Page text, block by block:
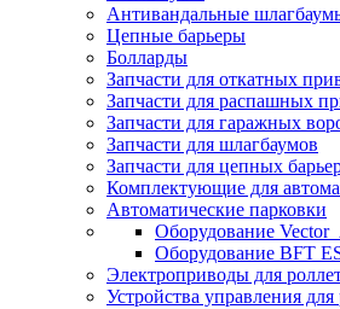
Антивандальные
Цепные барьеры
Болларды
Запчасти для откатных
Запчасти для распашных
Запчасти для гаражных
Запчасти для шлагбаумов
Запчасти для цепных
Комплектующие для
Автоматические парковки
Оборудование
Оборудование BFT
Электроприводы для
Устройства управления для